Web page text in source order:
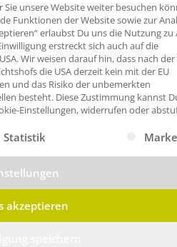
Schlauchschals
Kochjacken
unsere Website weiter besuchen
Funktionen der Website sowie zur
erlaubst Du uns die Nutzung zu
erstreckt sich auch auf die
Wir weisen darauf hin, dass nach der
die USA derzeit kein mit der EU
und das Risiko der unbemerkten
besteht. Diese Zustimmung kannst
Einstellungen, widerrufen oder
für die eine Einwilligung
Statistik
akzeptieren